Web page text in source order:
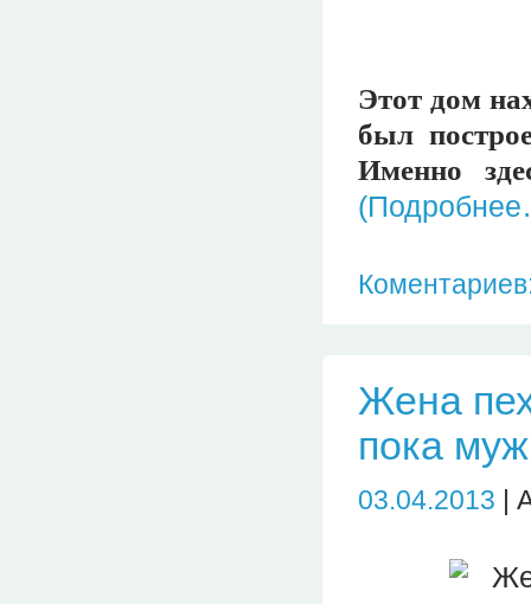
Этот дом
был
Именно
Жена
пока
03.04.2013 |